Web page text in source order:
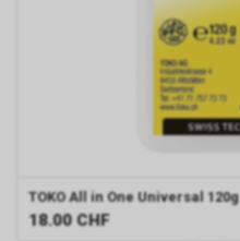
TOKO All in One Universal 120g
18.00 CHF